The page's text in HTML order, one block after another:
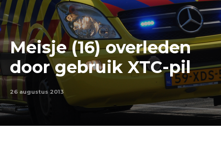
Meisje (16) overleden
door gebruik XTC-pil
26 augustus 2013